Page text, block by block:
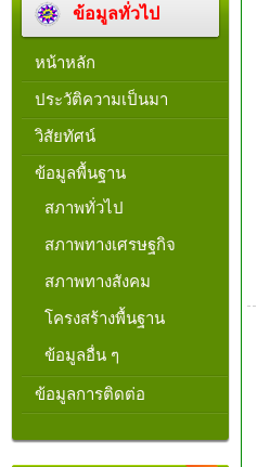
ข้อมูลทั่วไป
หน้าหลัก
ประวัติความเป็นมา
วิสัยทัศน์
ข้อมูลพื้นฐาน
สภาพทั่วไป
สภาพทางเศรษฐกิจ
สภาพทางสังคม
โครงสร้างพื้นฐาน
ข้อมูลอื่น ๆ
ข้อมูลการติดต่อ